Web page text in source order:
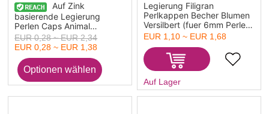
Auf Zink
basierende Legierung
Perlen Caps Animal
Multicolor
EUR 0,28 ~ EUR 2,34
EUR 0,28 ~ EUR 1,38
Legierung Filigran
Perlkappen Becher Blumen
Versilbert (fuer 6mm Perlen)
6mm x 5mm, 600 Stueck
EUR 1,10 ~ EUR 1,68
Auf Lager